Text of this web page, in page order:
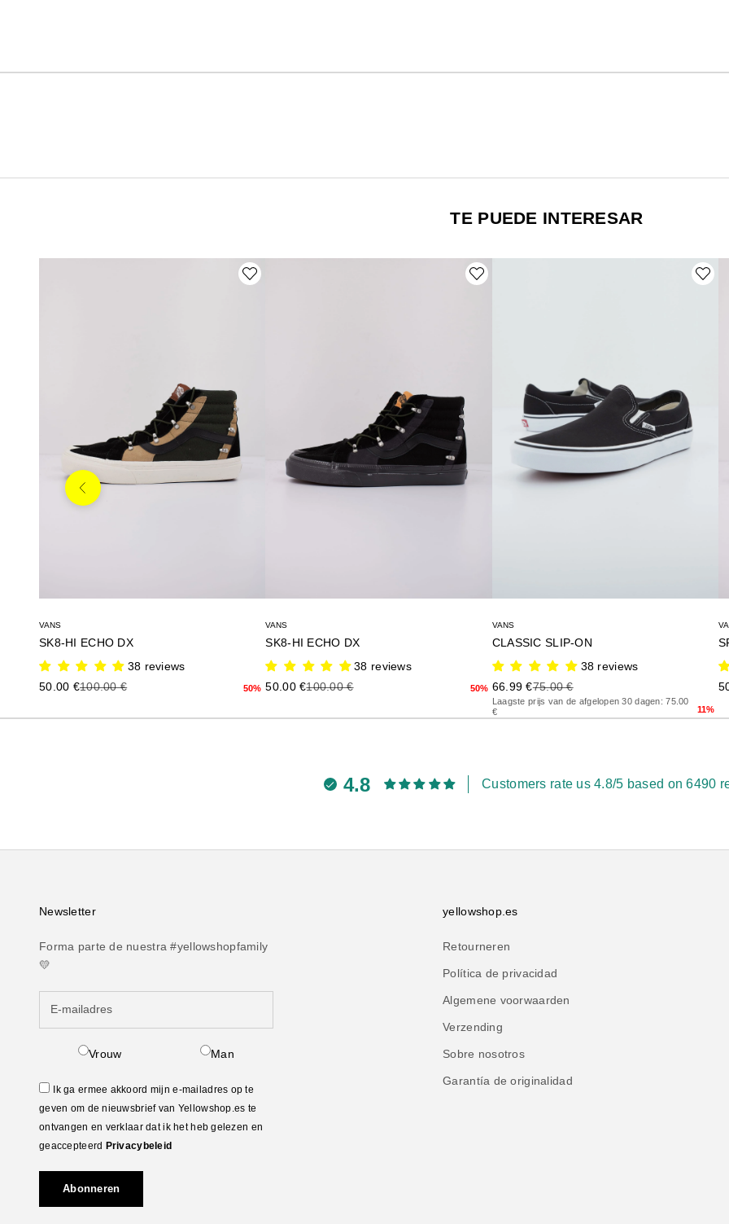
TE PUEDE INTERESAR
VANS
SK8-HI ECHO DX
38 reviews
Precio de oferta
50.00 €Precio anterior
100.00 € 50%
VANS
SK8-HI ECHO DX
38 reviews
Precio de oferta
50.00 €Precio anterior
100.00 € 50%
VANS
CLASSIC SLIP-ON
38 reviews
Precio de oferta
66.99 €Precio anterior
75.00 €
Laagste prijs van de afgelopen 30 dagen: 75.00
€
11%
Anterior
4.8 Customers rate us 4.8/5 based on 6490
Newsletter
Forma parte de nuestra #yellowshopfamily
💛
Vrouw Man
Ik ga ermee akkoord mijn e-mailadres op te
geven om de nieuwsbrief van Yellowshop.es te
ontvangen en verklaar dat ik het heb gelezen en
geaccepteerd Privacybeleid
Abonneren
yellowshop.es
Retourneren
Política de privacidad
Algemene voorwaarden
Verzending
Sobre nosotros
Garantía de originalidad